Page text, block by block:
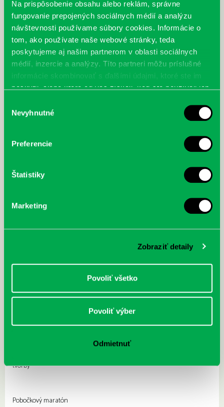
Na prispôsobenie obsahu alebo reklám, správne
fungovanie prepojených sociálnych médií a analýzu
návštevnosti používame súbory cookies. Informácie o
tom, ako používate naše webové stránky, teda
poskytujeme aj našim partnerom v oblasti sociálnych
médií, inzercie a analýzy. Títo partneri môžu príslušné
informácie skombinovať s ďalšími údajmi, ktoré ste im
poskytli, alebo ktoré od vás získali, keď ste používali ich
súhlasu
Nevyhnutné
Preferencie
Štatistiky
Marketing
Zobraziť detaily
Povoliť všetko
Povoliť výber
Odmietnuť
mesiacov)
Piatok 22.3.2019
Pobočka Prokofievova 5
10.30 Katarína Macurová– výtvarný workshop inšpirovaný
9.30 Špinuška
9.30 Starovek pod lupou
– stretnutie so spisovateľkou Martou
– výtvarný workshop s ilustrátorom Ďurom
– stretnutie s autorkou Hanou Lasicovou
tvorby
Pobočkový maratón